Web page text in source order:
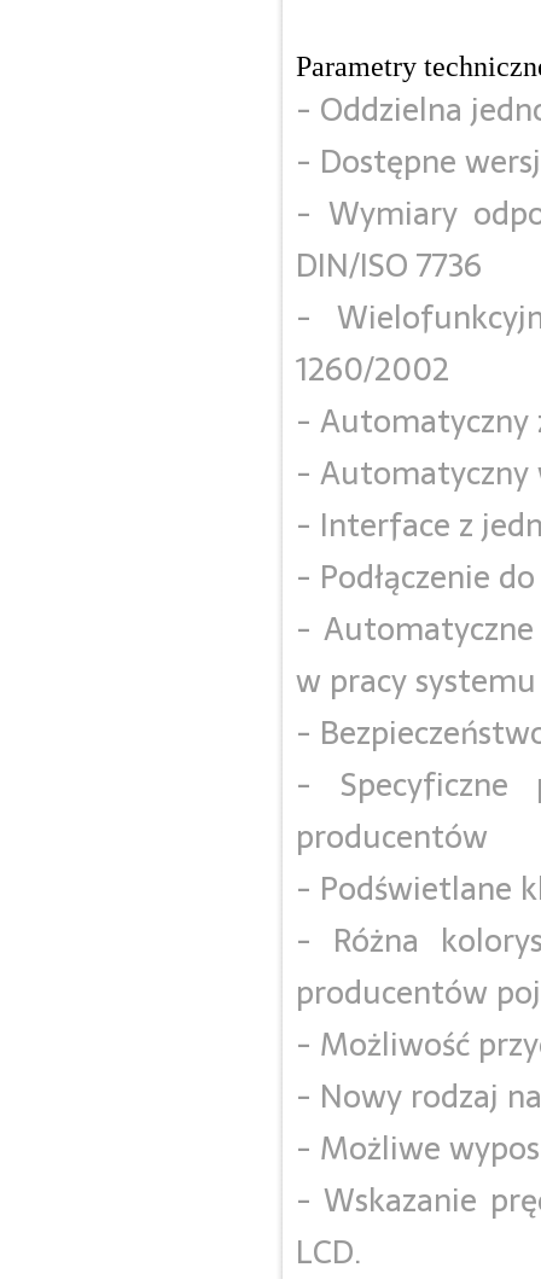
Parametry
- Oddzielna
- Dostępne
- Wymiary
DIN/ISO 7736
-
1260/2002
- Automatyczny
- Automatyczny
- Interface z
- Podłączenie
-
w pracy systemu
-
- Specyficzne
producentów
- Podświetlane
- Różna
producentów
- Możliwość
- Nowy rodzaj
- Możliwe
- Wskazanie
LCD.